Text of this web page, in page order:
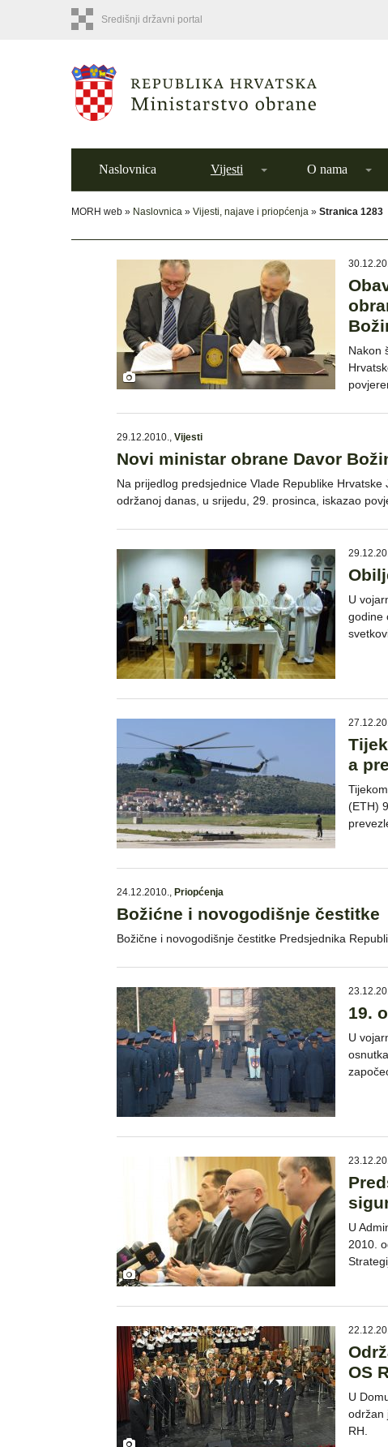
Središnji državni portal
Naslovnica Vijesti O nama
MORH web » Naslovnica » Vijesti, najave i priopćenja » Stranica 1283
Nakon
29.12.2010., Vijesti
Novi ministar obrane Davor
Na prijedlog predsjednice Vlade Republike
održanoj danas, u srijedu, 29. prosinca, iskazao
U
godine
a
(ETH)
24.12.2010., Priopćenja
Božićne i novogodišnje čestitke
Božične i novogodišnje čestitke Predsjednika
19.
U
U
2010.
OS
U
održan
RH.